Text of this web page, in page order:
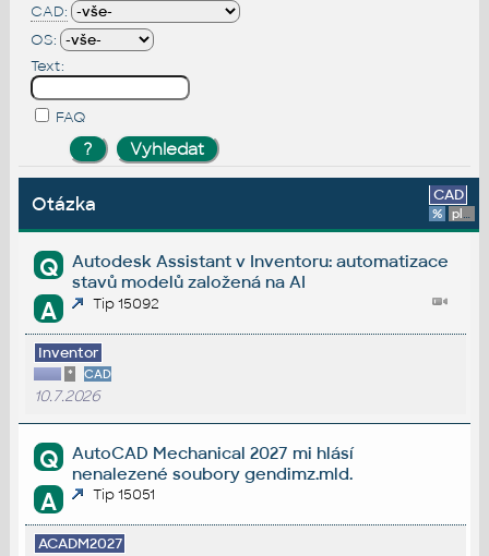
CAD:
OS:
Text:
FAQ
Otázka CAD
% platforma
Q
Autodesk Assistant v Inventoru: automatizace
stavů modelů založená na AI
A Tip 15092
Inventor
* CAD
10.7.2026
Q
AutoCAD Mechanical 2027 mi hlásí
nenalezené soubory gendimz.mld.
A Tip 15051
ACADM2027